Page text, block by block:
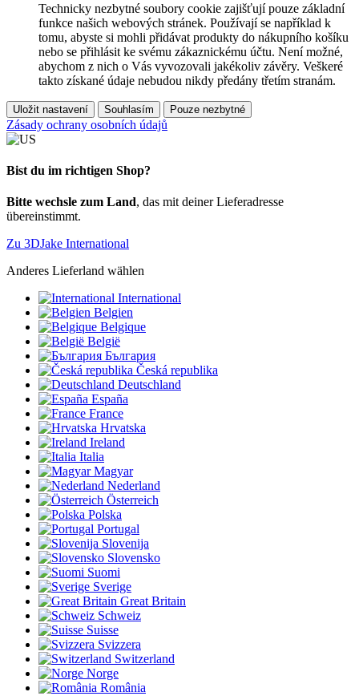
Technicky nezbytné soubory cookie zajišťují pouze základní
funkce našich webových stránek. Používají se například k
tomu, abyste si mohli přidávat produkty do nákupního košíku
nebo se přihlásit ke svému zákaznickému účtu. Není možné,
abychom z nich o Vás vyvozovali jakékoliv závěry. Veškeré
takto získané údaje nebudou nikdy předány třetím stranám.
Uložit nastavení Souhlasím Pouze nezbytné
Zásady ochrany osobních údajů
Bist du im richtigen Shop?
Bitte wechsle zum Land, das mit deiner Lieferadresse
übereinstimmt.
Zu 3DJake International
Anderes Lieferland wählen
International
Belgien
Belgique
België
България
Česká republika
Deutschland
España
France
Hrvatska
Ireland
Italia
Magyar
Nederland
Österreich
Polska
Portugal
Slovenija
Slovensko
Suomi
Sverige
Great Britain
Schweiz
Suisse
Svizzera
Switzerland
Norge
România